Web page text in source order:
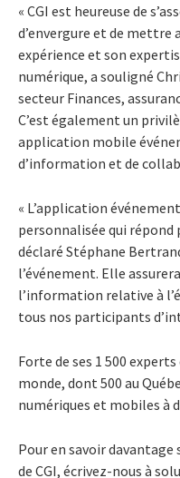
« CGI est heureuse de
d’envergure et de
expérience et son
numérique, a souligné
secteur Finances,
C’est également un
application mobile
d’information et de
« L’application
personnalisée qui
déclaré Stéphane
l’événement. Elle
l’information relative à
tous nos participants
Forte de ses 1 500
monde, dont 500 au
numériques et mobiles à
Pour en savoir
de CGI, écrivez-nous à